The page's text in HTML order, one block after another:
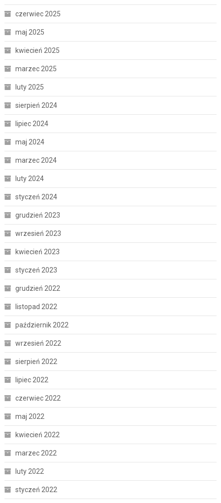
czerwiec 2025
maj 2025
kwiecień 2025
marzec 2025
luty 2025
sierpień 2024
lipiec 2024
maj 2024
marzec 2024
luty 2024
styczeń 2024
grudzień 2023
wrzesień 2023
kwiecień 2023
styczeń 2023
grudzień 2022
listopad 2022
październik 2022
wrzesień 2022
sierpień 2022
lipiec 2022
czerwiec 2022
maj 2022
kwiecień 2022
marzec 2022
luty 2022
styczeń 2022